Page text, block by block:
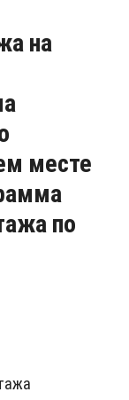
на
месте
по